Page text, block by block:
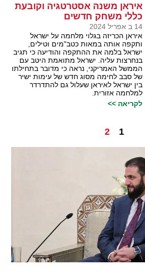
איראן משנה אסטרטגיה וקובעת
כללי משחק חדשים
14 ב אפריל 2024
איראן הכריזה בגלוי מלחמה על ישראל
ותקפה אותה במאות כטב"מים וטילים,
ישראל בלמה את ההתקפה והודיעה כי תגיב
בנחרצות עליה. ישראל מתואמת היטב עם
הממשל האמריקני, נראה כי מדובר בתחילתו
של סבב לחימה מסוג חדש של עימות ישיר
בין ישראל לאיראן שעלול גם להתדרדר
למלחמה אזורית.
לקריאה >>
1
2